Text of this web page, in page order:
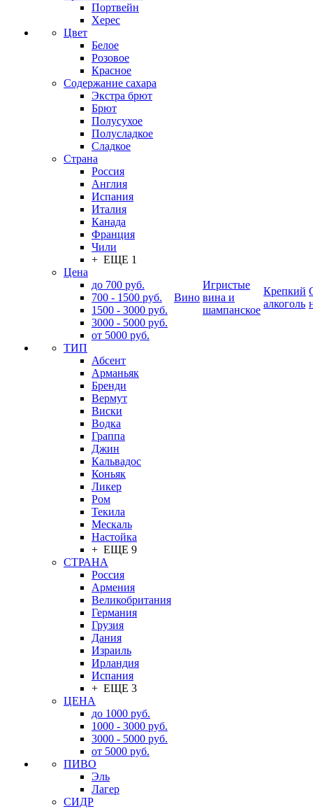
Портвейн
Херес
Цвет
Белое
Розовое
Красное
Содержание сахара
Экстра брют
Брют
Полусухое
Полусладкое
Сладкое
Страна
Россия
Англия
Испания
Италия
Канада
Франция
Чили
+ ЕЩЕ 1
Цена
до 700 руб.
700 - 1500 руб.
1500 - 3000 руб.
3000 - 5000 руб.
от 5000 руб.
ТИП
Абсент
Арманьяк
Бренди
Вермут
Виски
Водка
Граппа
Джин
Кальвадос
Коньяк
Ликер
Ром
Текила
Мескаль
Настойка
+ ЕЩЕ 9
СТРАНА
Россия
Армения
Великобритания
Германия
Грузия
Дания
Израиль
Ирландия
Испания
+ ЕЩЕ 3
ЦЕНА
до 1000 руб.
1000 - 3000 руб.
3000 - 5000 руб.
от 5000 руб.
ПИВО
Эль
Лагер
СИДР
Вино
Игристые
вина и
шампанское
Крепкий
алкоголь